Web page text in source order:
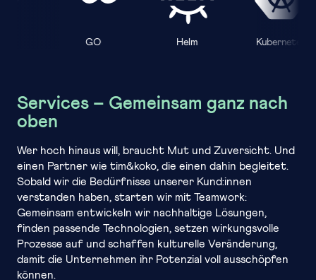
GO Helm Kubernetes
Services – Gemeinsam ganz nach
oben
Wer hoch hinaus will, braucht Mut und Zuversicht. Und
einen Partner wie tim&koko, die einen dahin begleitet.
Sobald wir die Bedürfnisse unserer Kund:innen
verstanden haben, starten wir mit Teamwork:
Gemeinsam entwickeln wir nachhaltige Lösungen,
finden passende Technologien, setzen wirkungsvolle
Prozesse auf und schaffen kulturelle Veränderung,
damit die Unternehmen ihr Potenzial voll ausschöpfen
können.